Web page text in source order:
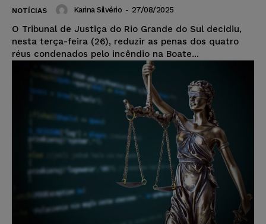
NOTÍCIAS Karina Silvério - 27/08/2025
O Tribunal de Justiça do Rio Grande do Sul decidiu,
nesta terça-feira (26), reduzir as penas dos quatro
réus condenados pelo incêndio na Boate...